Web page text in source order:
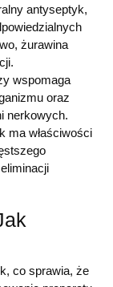
antyseptyk,
żurawina
wspomaga
oraz
nerkowych.
ma właściwości
co sprawia, że